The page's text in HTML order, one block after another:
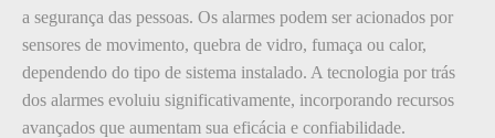
a segurança das pessoas. Os alarmes podem ser acionados por
sensores de movimento, quebra de vidro, fumaça ou calor,
dependendo do tipo de sistema instalado. A tecnologia por trás
dos alarmes evoluiu significativamente, incorporando recursos
avançados que aumentam sua eficácia e confiabilidade.